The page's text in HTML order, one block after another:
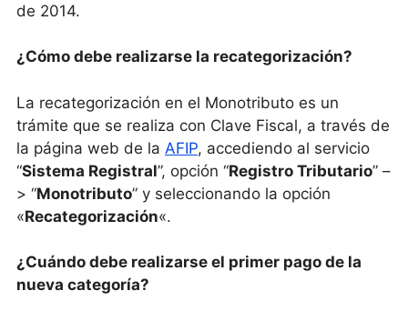
de 2014.
¿Cómo debe realizarse la recategorización?
La recategorización en el Monotributo es un
trámite que se realiza con Clave Fiscal, a través de
la página web de la AFIP, accediendo al servicio
“Sistema Registral”, opción “Registro Tributario” –
> “Monotributo” y seleccionando la opción
«Recategorización«.
¿Cuándo debe realizarse el primer pago de la
nueva categoría?